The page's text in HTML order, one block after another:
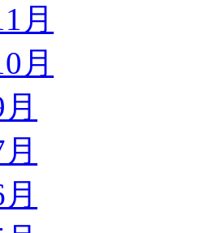
月
月